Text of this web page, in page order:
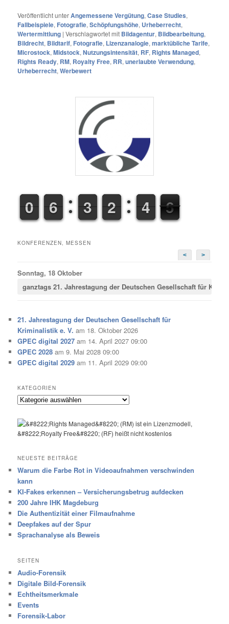
Veröffentlicht unterAngemessene Vergütung,Case Studies,
Fallbeispiele, Fotografie,Schöpfungshöhe, Urheberrecht,
Wertermittlung |Verschlagwortet mit Bildagentur, Bildbearbeitung,
Bildrecht, Bildtarif, Fotografie, Lizenzanalogie,marktübliche Tarife,
Microstock,Midstock,Nutzungsintensität, RF, Rights Managed,
Rights Ready, RM, Royalty Free, RR,unerlaubte Verwendung,
Urheberrecht,Werbewert
9
9
0
0 5
5
6
6 2
2
3
3 1
1
2
2 3
3
4
4 5
6
6
KONFERENZEN, MESSEN
<
>
Sonntag, 18 Oktober
ganztags21. Jahrestagung der Deutschen Gesellschaft für
21. Jahrestagung der Deutschen Gesellschaft für
Kriminalistik e. V. am 18. Oktober 2026
GPEC digital 2027 am 14. April 2027 09:00
GPEC 2028 am 9. Mai 2028 09:00
GPEC digital 2029 am 11. April 2029 09:00
KATEGORIEN
Kategorien
NEUESTE BEITRÄGE
Warum die Farbe Rot in Videoaufnahmen verschwinden
kann
KI-Fakes erkennen – Versicherungsbetrug aufdecken
200 Jahre IHK Magdeburg
Die Authentizität einer Filmaufnahme
Deepfakes auf der Spur
Sprachanalyse als Beweis
SEITEN
Audio-Forensik
Digitale Bild-Forensik
Echtheitsmerkmale
Events
Forensik-Labor